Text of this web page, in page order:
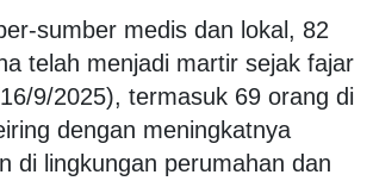
sumber medis dan lokal, 82
telah menjadi martir sejak fajar
9/2025), termasuk 69 orang di
dengan meningkatnya
di lingkungan perumahan dan